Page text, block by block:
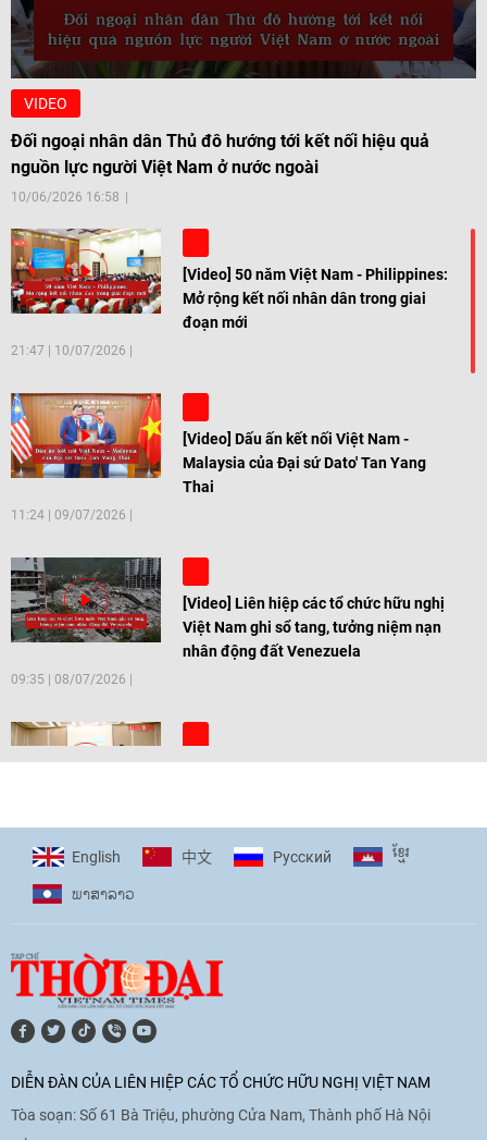
VIDEO
Đối ngoại nhân dân Thủ đô hướng tới kết nối hiệu quả
nguồn lực người Việt Nam ở nước ngoài
10/06/2026 16:58
[Video] 50 năm Việt Nam - Philippines:
Mở rộng kết nối nhân dân trong giai
đoạn mới
21:47 10/07/2026
[Video] Dấu ấn kết nối Việt Nam -
Malaysia của Đại sứ Dato' Tan Yang
Thai
11:24 09/07/2026
[Video] Liên hiệp các tổ chức hữu nghị
Việt Nam ghi sổ tang, tưởng niệm nạn
nhân động đất Venezuela
09:35 08/07/2026
[Video] Trẻ em Đông Á cùng kiến tạo
11:10|17/06/2026
hòa bình, hữu nghị giữa các dân tộc"
cho Đại sứ Hungary tại Việt Nam
17:25| 13/06/2026
English 中文 Pусский ខ្មែរ
ພາ​ສາ​ລາວ
DIỄN ĐÀN CỦA LIÊN HIỆP CÁC TỔ CHỨC HỮU NGHỊ VIỆT NAM
Tòa soạn: Số 61 Bà Triệu, phường Cửa Nam, Thành phố Hà Nội